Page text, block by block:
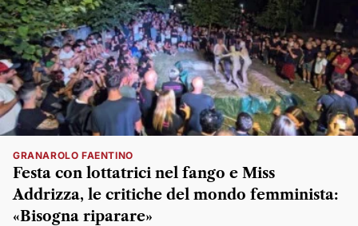
GRANAROLO FAENTINO
Festa con lottatrici nel fango e Miss
Addrizza, le critiche del mondo femminista:
«Bisogna riparare»